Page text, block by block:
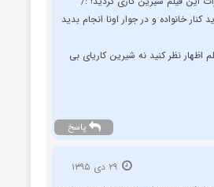
کنار خانواده و در جوار اونا انجام بدید
اظهار نظر کنید نه شیرین کاریای بی
پاسخ